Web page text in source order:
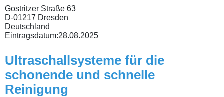
Gostritzer Straße 63
D-01217 Dresden
Deutschland
Eintragsdatum:28.08.2025
Ultraschallsysteme für die
schonende und schnelle
Reinigung